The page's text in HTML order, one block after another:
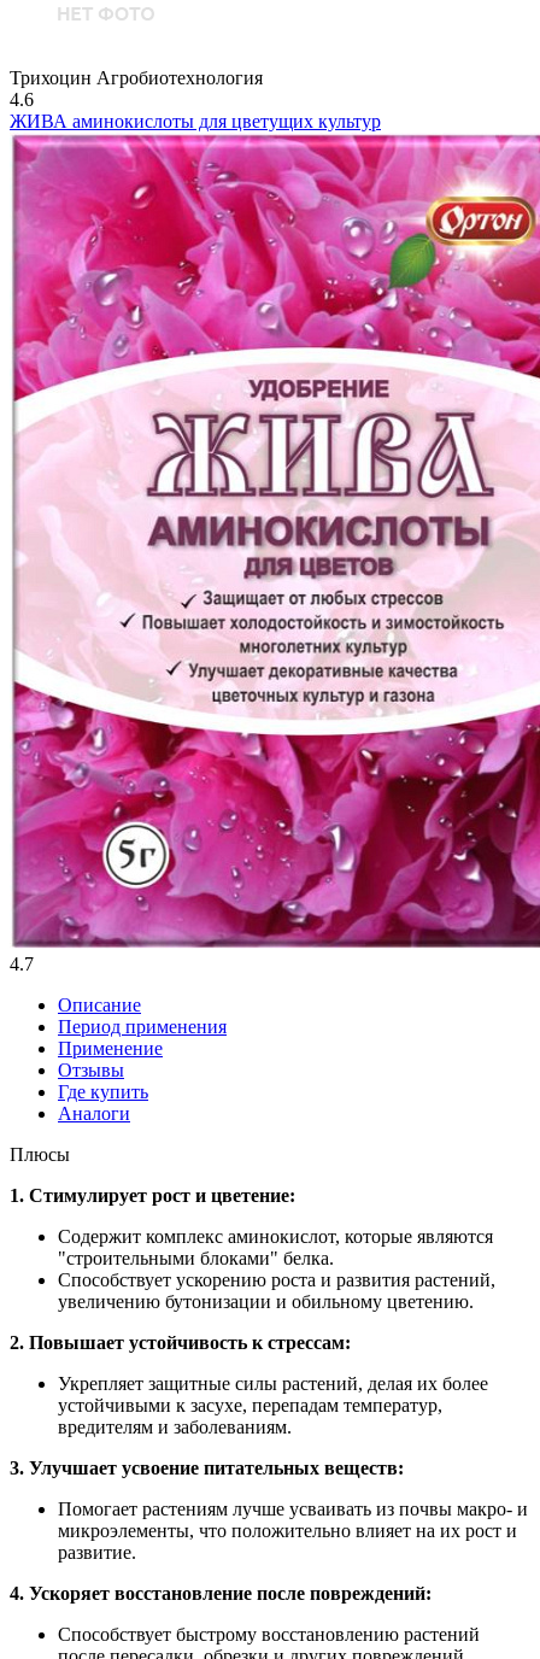
Трихоцин Агробиотехнология
4.6
ЖИВА аминокислоты для цветущих культур
4.7
Описание
Период применения
Применение
Отзывы
Где купить
Аналоги
Плюсы
1. Стимулирует рост и цветение:
Содержит комплекс аминокислот, которые являются
"строительными блоками" белка.
Способствует ускорению роста и развития растений,
увеличению бутонизации и обильному цветению.
2. Повышает устойчивость к стрессам:
Укрепляет защитные силы растений, делая их более
устойчивыми к засухе, перепадам температур,
вредителям и заболеваниям.
3. Улучшает усвоение питательных веществ:
Помогает растениям лучше усваивать из почвы макро- и
микроэлементы, что положительно влияет на их рост и
развитие.
4. Ускоряет восстановление после повреждений:
Способствует быстрому восстановлению растений